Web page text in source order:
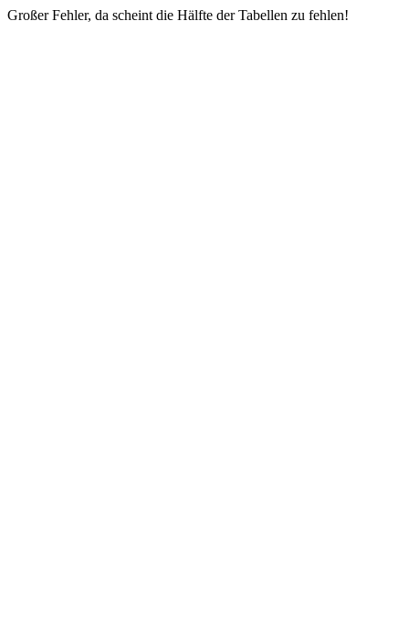
Großer Fehler, da scheint die Hälfte der Tabellen zu fehlen!